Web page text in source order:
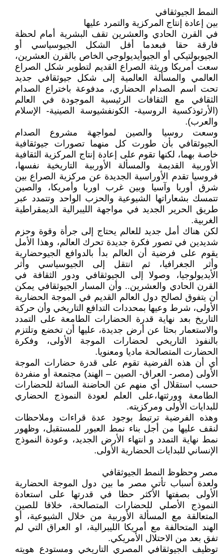
النمط الجيوثقافي
بين إعادة إنتاج المركزية والتمرد عليها
في القرن الحادي والعشرين تقف البشرية أمام لحظة
فارقة حقا فبعدما أفل الشكل الجيوسياسي أو
الجيوبولتيكي أو الجيوأيديولوجي الخاص بالقرن العشرين،
سعت أمريكا وريثة الصراع القديم لتطوير شكل الصراع
العالمي والمسألة العالمية إلى شكل جيوثقافي جديد
تحت اسم الصدام الحضاري، مدفوعة باختراع الصدام
الثقافي مع الثقافات الرئيسية الموجودة في العالم
(الأرثوذكسية الروسية- الكونفشيوسة الصينية- الإسلام
والعرب).
وسعت روسيا والصين لمواجهة مشروع الصدام
الجيوثقافي بأن طورت كل منهما تصورات جيوثقافية
خاصة بهما، لكنها تقوم على إعادة إنتاج المركزية الثقافية
الأوربية القديمة والمسألة الأوربية التاريخية نفسها،
فروسيا تقدم الأوراسية الجديدة عن مركزية الصراع بين
شرق أوربا وآسيا وبين غرب اوربا وأمريكا، والصين
تتمسك بشعاراتها الشيوعية والحزب الواحد وتتمدد عبر
طريق الحرير الجديد في مواجهة الليبرالية الديمقراطية
الغربية.
لكن هناك أمل جديد للعالم يحتاج إلى جرأة وقوة وحزم
شديدين في تصور فكرة جديدة تحرك العالم، وهذا الأمل
يقوم على فرضية أن العالم بدأ بالدوافع الجيوحضارية
وأثر الجغرافيا، ثم انتقل إلى الجيوسياسي وأثر
الأيديولوجيا، وصولا إلى الجيوثقافي ودور الثقافة في
القرن الحادي والعشرين.. وأن المسار الجيوثقافي يمكن
أن يتفوق لصالح دول العالم القديم في الموجة الحضارية
الأولى، شرط وعيها بمحددات التدافع التاريخي وأن حركة
التاريخ بعد نهاية قدرة الحضارات الطامعة على التمدد
والاستعمار بحثا عن أرض جديدة، عليها أن تخضع وتلتزم
بالنفوذ التاريخي لحضارات الموجة الأولى، وفكرة
الحضارت المتصالحة ماديا ومعنويا.
أي أن هذه الفرضية تقوم على قدرة حضارات الموجة
الأولى (مصر- العراق- الصين – الهند) مجتمعة أو منفردة
حسب استقلال أي منهم عن الحاضنة السائة للحضارات
الطامعة وورثتها،على العلم لعودة النموذج الحضاري
للبدايات الأولى ومركزيته.
وهذه الفرضية ترتبط بوجود عدة قراءات وملاحظات
لنقف عليها من أجل بناء نمط العبور للمستقبل، وظهور
نمط نهاية التمدد و انتهاء الأرض الجديد، وعودة النموذج
الإنساني للبدايات الحضارية الأولى.
مصر وحظوظ النمط الجيوثقافي
ولعدة أسباب تأتي مصر ما بين دول الموجة الحضارية
الأولى بصفتها الأكثر حظا في قدرتها على استعادة
النموذج الأصلي للحضارات المتصالحة، خلافا للصين
المتعالقة مع المسألة الأوربية من خلال الشيوعية، أو
الهند المتحالفة مع أمريكا الليبرالية، او العراق التي لم
تفق بعد من الاحتلال الأمريكي.
توظيف الجيوثقافي المصري التاريخي ومستودع هويته